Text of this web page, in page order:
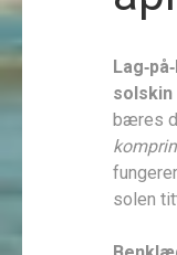
solskin
bæres
solen